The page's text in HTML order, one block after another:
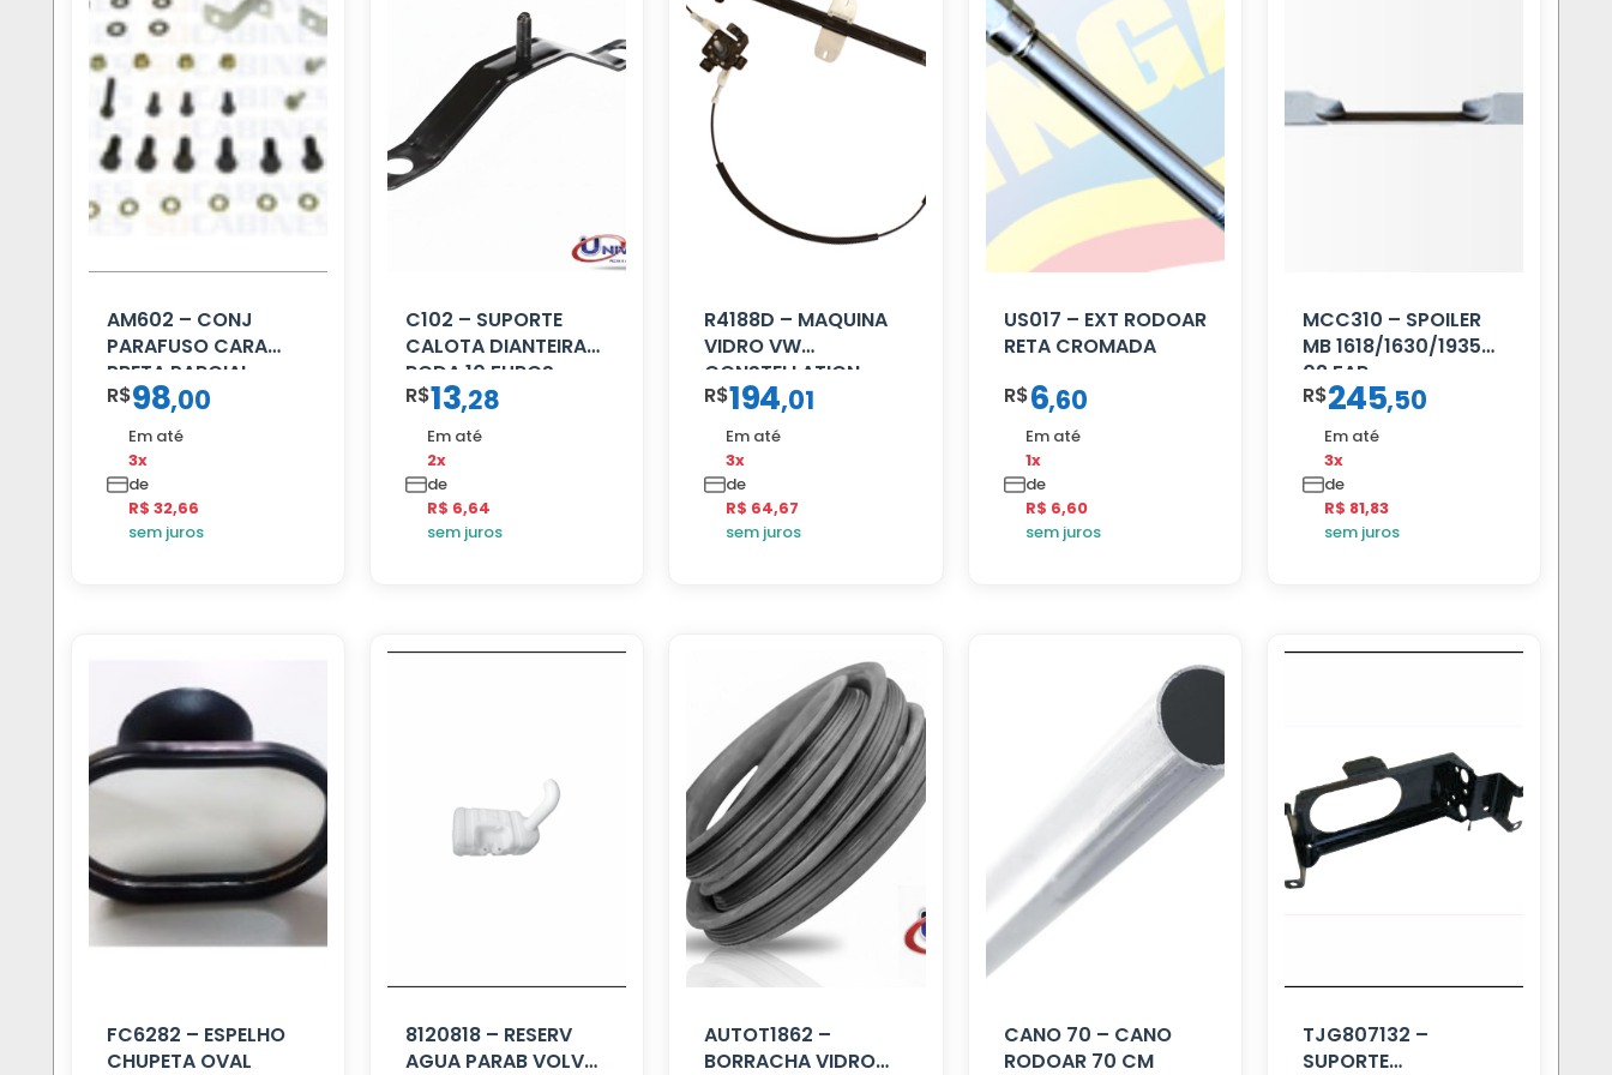
AM602 – CONJ
PARAFUSO CARA
PRETA PARCIAL
R$98,00
Em até
3x
de
R$ 32,66
sem juros
C102 – SUPORTE
CALOTA DIANTEIRA
RODA 10 FUROS
R$13,28
Em até
2x
de
R$ 6,64
sem juros
R4188D – MAQUINA
VIDRO VW
CONSTELLATION
MANUAL LD
R$194,01
Em até
3x
de
R$ 64,67
sem juros
US017 – EXT RODOAR
RETA CROMADA
R$6,60
Em até
1x
de
R$ 6,60
sem juros
MCC310 – SPOILER
MB 1618/1630/1935
02 FAR
R$245,50
Em até
3x
de
R$ 81,83
sem juros
FC6282 – ESPELHO
CHUPETA OVAL
8120818 – RESERV
AGUA PARAB VOLVO
AUTOT1862 –
BORRACHA VIDRO
CANO 70 – CANO
RODOAR 70 CM
TJG807132 –
SUPORTE